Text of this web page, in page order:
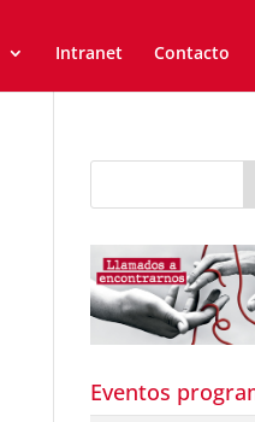
Intranet Contacto
Eventos